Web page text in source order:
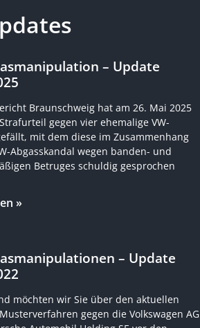
– Update
Braunschweig hat am 26. Mai 2025
gegen vier ehemalige VW-
mit dem diese im Zusammenhang
Abgasskandal wegen banden- und
Betruges schuldig gesprochen
»
– Update
möchten wir Sie über den aktuellen
gegen die Volkswagen AG